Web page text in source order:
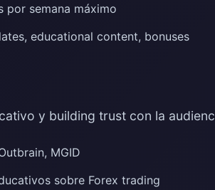
por semana máximo
educational content, bonuses
y building trust con la
MGID
sobre Forex trading